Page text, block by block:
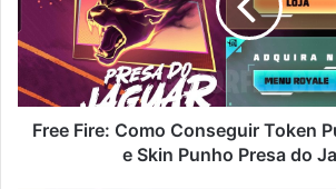
Token
Punho
do
e
SkinFree Fire: Como Conseguir Token
e Skin Punho Presa do